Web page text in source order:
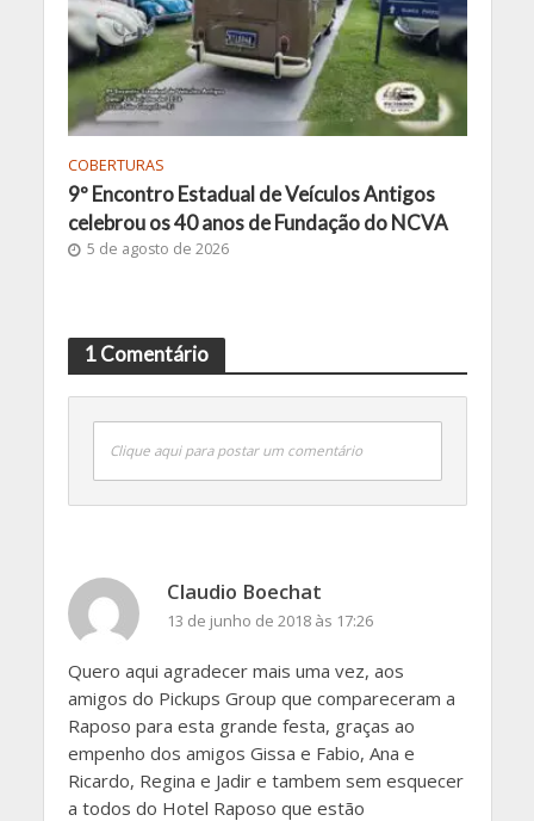
COBERTURAS
9º Encontro Estadual de Veículos Antigos
celebrou os 40 anos de Fundação do NCVA
5 de agosto de 2026
1 Comentário
Clique aqui para postar um comentário
Claudio Boechat
13 de junho de 2018 às 17:26
Quero aqui agradecer mais uma vez, aos
amigos do Pickups Group que compareceram a
Raposo para esta grande festa, graças ao
empenho dos amigos Gissa e Fabio, Ana e
Ricardo, Regina e Jadir e tambem sem esquecer
a todos do Hotel Raposo que estão